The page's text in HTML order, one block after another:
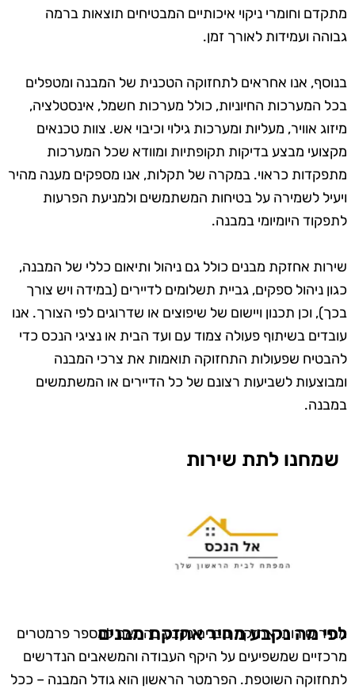
מתקדם וחומרי ניקוי איכותיים המבטיחים תוצאות ברמה
גבוהה ועמידות לאורך זמן.
בנוסף, אנו אחראים לתחזוקה הטכנית של המבנה ומטפלים
בכל המערכות החיוניות, כולל מערכות חשמל, אינסטלציה,
מיזוג אוויר, מעליות ומערכות גילוי וכיבוי אש. צוות טכנאים
מקצועי מבצע בדיקות תקופתיות ומוודא שכל המערכות
מתפקדות כראוי. במקרה של תקלות, אנו מספקים מענה מהיר
ויעיל לשמירה על בטיחות המשתמשים ולמניעת הפרעות
לתפקוד היומיומי במבנה.
שירות אחזקת מבנים כולל גם ניהול ותיאום כללי של המבנה,
כגון ניהול ספקים, גביית תשלומים לדיירים (במידה ויש צורך
בכך), וכן תכנון ויישום של שיפוצים או שדרוגים לפי הצורך. אנו
עובדים בשיתוף פעולה צמוד עם ועד הבית או נציגי הנכס כדי
להבטיח שפעולות התחזוקה תואמות את צרכי המבנה
ומבוצעות לשביעות רצונם של כל הדיירים או המשתמשים
במבנה.
שמחנו לתת שירות
לפי מה נקבע מחיר אחזקת מבנים
מחיר שירותי אחזקת מבנים נקבע בהתאם למספר פרמטרים
מרכזיים שמשפיעים על היקף העבודה והמשאבים הנדרשים
לתחזוקה השוטפת. הפרמטר הראשון הוא גודל המבנה – ככל